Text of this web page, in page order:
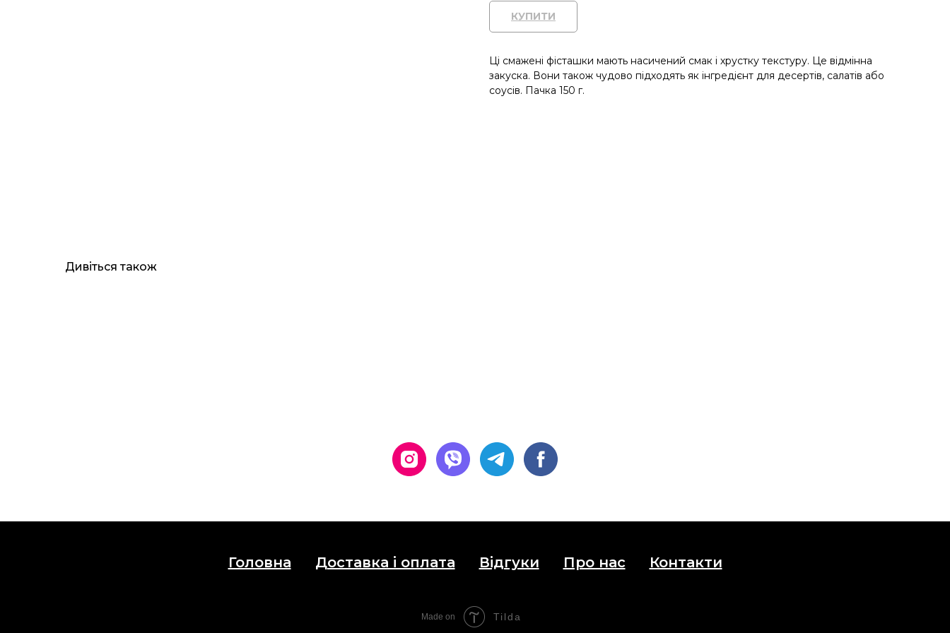
КУПИТИ
Ці смажені фісташки мають насичений смак і хрустку текстуру. Це відмінна
закуска. Вони також чудово підходять як інгредієнт для десертів, салатів або
соусів. Пачка 150 г.
Дивіться також
Головна Доставка і оплата Відгуки Про нас Контакти
Made on Tilda